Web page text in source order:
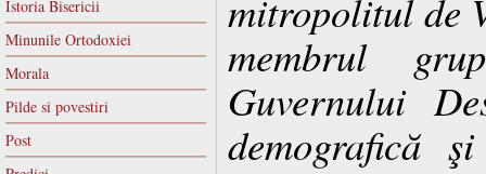
Istoria Bisericii
Minunile Ortodoxiei
Morala
Pilde si povestiri
Post
mitropolitul de
membrul
Guvernului
demografică